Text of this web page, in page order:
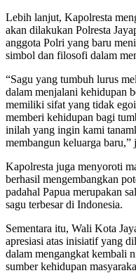
Lebih lanjut, Kapolresta
akan dilakukan Polresta
anggota Polri yang baru
simbol dan filosofi dalam
“Sagu yang tumbuh lurus
dalam menjalani kehidupan
memiliki sifat yang tidak
memberi kehidupan bagi
inilah yang ingin kami
membangun keluarga baru,”
Kapolresta juga menyoroti
berhasil mengembangkan
padahal Papua merupakan
sagu terbesar di Indonesia.
Sementara itu, Wali Kota
apresiasi atas inisiatif yang
dalam mengangkat kembali
sumber kehidupan